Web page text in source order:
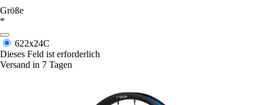
Größe
*
622x24C
Dieses Feld ist erforderlich
Versand in 7 Tagen